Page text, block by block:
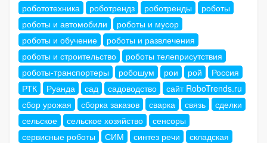
робототехника
роботрендз роботренды
роботы
роботы и автомобили
роботы и мусор
роботы и обучение
роботы и развлечения
роботы и строительство
роботы телеприсутствия
роботы-транспортеры
робошум рои рой
Россия
РТК
Руанда сад садоводство
сайт RoboTrends.ru
сбор урожая
сборка заказов сварка связь
сделки
сельское
сельское хозяйство
сенсоры
сервисные роботы
СИМ синтез речи
складская